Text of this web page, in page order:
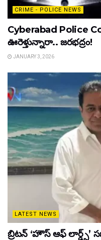
CRIME - POLICE NEWS
Cyberabad Police
ఊరెళ్తున్నారా.. జరభద్రం!
JANUARY 3, 2026
LATEST NEWS
బ్రిటన్ ‘హౌస్ ఆఫ్ లార్డ్స్’